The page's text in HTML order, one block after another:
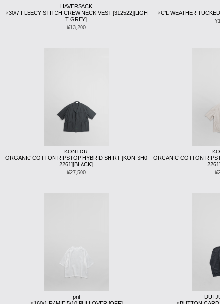
HAVERSACK
♀30/7 FLEECY STITCH CREW NECK VEST [312522][LIGH
T GREY]
¥13,200
♀C/L WEATHER
KONTOR
ORGANIC COTTON RIPSTOP HYBRID SHIRT [KON-SH0
2261][BLACK]
¥27,500
ORGANIC COTTON
prit
DUI